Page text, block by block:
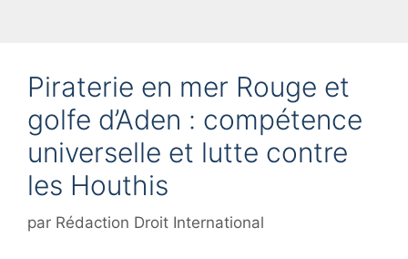
Piraterie en mer Rouge et
golfe d’Aden : compétence
universelle et lutte contre
les Houthis
par Rédaction Droit International